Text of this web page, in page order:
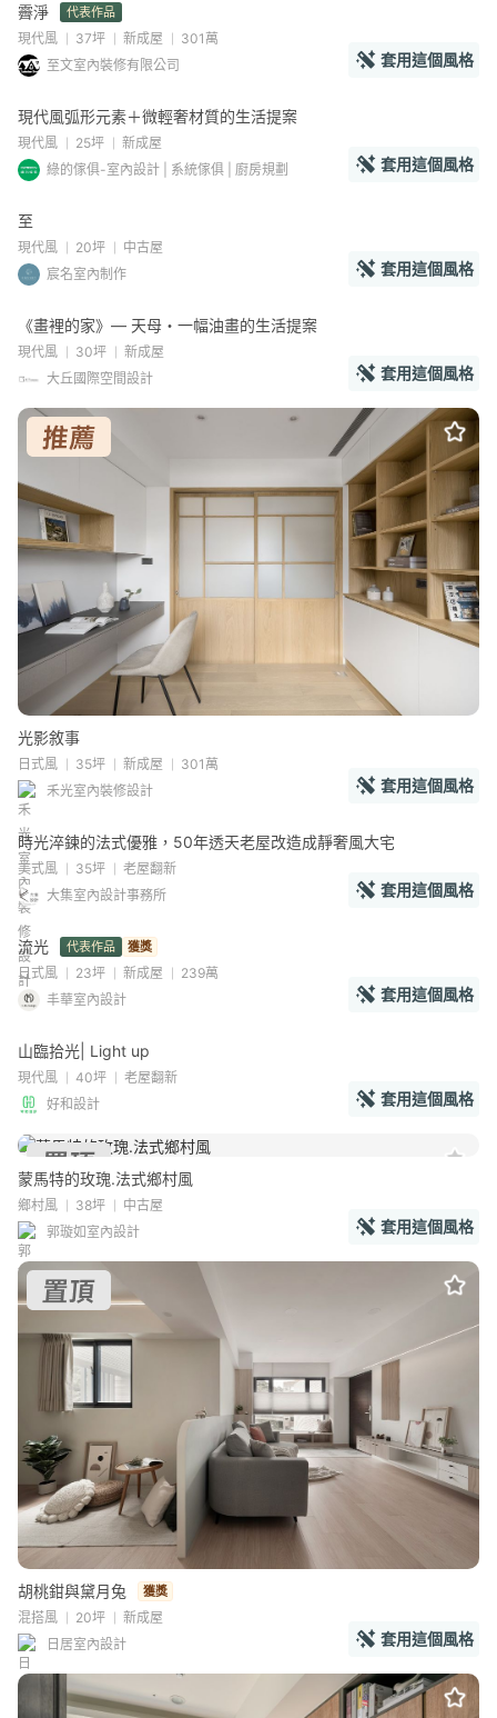
霽淨 代表作品
現代風 37坪 新成屋
301萬
至文室內裝修有限公司
套用這個風格
現代風弧形元素＋微輕奢材質的生活提案
現代風 25坪
新成屋
綠的傢俱-室內設計 | 系統傢俱 | 廚房規劃
套用這個風格
至
現代風 20坪
中古屋
宸名室內制作
套用這個風格
《畫裡的家》— 天母・一幅油畫的生活提案
現代風 30坪
新成屋
大丘國際空間設計
套用這個風格
光影敘事
日式風 35坪 新成屋
301萬
禾光室內裝修設計
套用這個風格
時光淬鍊的法式優雅，50年透天老屋改造成靜奢風大宅
美式風 35坪
老屋翻新
大集室內設計事務所
套用這個風格
AI環景
流光 代表作品 獲獎
日式風 23坪 新成屋
239萬
丰華室內設計
套用這個風格
山臨拾光| Light up
現代風 40坪
老屋翻新
好和設計
套用這個風格
蒙馬特的玫瑰.法式鄉村風
鄉村風 38坪
中古屋
郭璇如室內設計
套用這個風格
胡桃鉗與黛月兔 獲獎
混搭風 20坪
新成屋
日居室內設計
套用這個風格